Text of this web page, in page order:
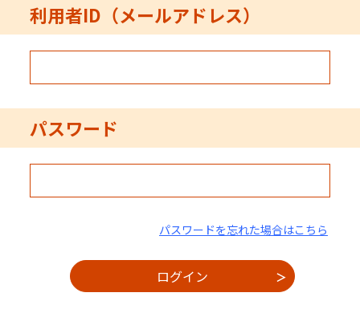
利用者ID（メールアドレス）
パスワード
パスワードを忘れた場合はこちら